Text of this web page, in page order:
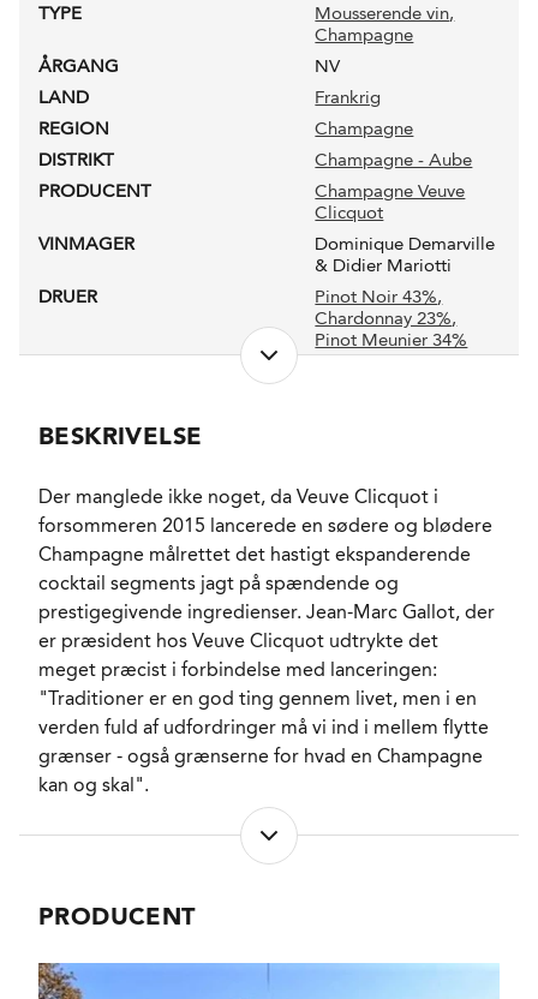
TYPE Mousserende vin,
Champagne
ÅRGANG
NV
LAND
Frankrig
REGION
Champagne
DISTRIKT
Champagne - Aube
PRODUCENT
Champagne Veuve
Clicquot
VINMAGER
Dominique Demarville
& Didier Mariotti
DRUER
Pinot Noir 43%,
Chardonnay 23%,
Pinot Meunier 34%
PRODUKTIONSFORM
PH-VÆRDI
3,0
RESTSUKKER
60,0 g/l
SYREINDHOLD
4,0 g/l
SVOVLINDHOLD
53 mg/l
LAGRING
24-30 måneder på
flaske.
FORVENTET HOLDBARHED
3-4 år efter
degorgement.
SERVERINGS-TEMPERATUR
7 - 9°C
EMBALLAGETYPE
Magnum flaske (150
PASSER GODT TIL
BESKRIVELSE
Der manglede ikke noget, da Veuve Clicquot i
forsommeren 2015 lancerede en sødere og blødere
Champagne målrettet det hastigt ekspanderende
cocktail segments jagt på spændende og
prestigegivende ingredienser. Jean-Marc Gallot, der
er præsident hos Veuve Clicquot udtrykte det
meget præcist i forbindelse med lanceringen:
"Traditioner er en god ting gennem livet, men i en
verden fuld af udfordringer må vi ind i mellem flytte
grænser - også grænserne for hvad en Champagne
kan og skal".
Det er med andre ord ikke dem der allerede er inde i
folden, som man sigter efter, men derimod det store
ofte bliver skræmt når de konfronteres med
lykkedes, og på Champagne Rich ’s egen
PRODUCENT